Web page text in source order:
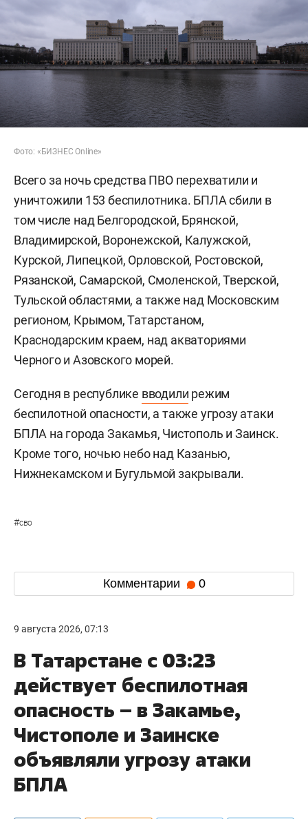
Фото: «БИЗНЕС Online»
Всего за ночь средства ПВО перехватили и
уничтожили 153 беспилотника. БПЛА сбили в
том числе над Белгородской, Брянской,
Владимирской, Воронежской, Калужской,
Курской, Липецкой, Орловской, Ростовской,
Рязанской, Самарской, Смоленской, Тверской,
Тульской областями, а также над Московским
регионом, Крымом, Татарстаном,
Краснодарским краем, над акваториями
Черного и Азовского морей.
Сегодня в республике вводили режим
беспилотной опасности, а также угрозу атаки
БПЛА на города Закамья, Чистополь и Заинск.
Кроме того, ночью небо над Казанью,
Нижнекамском и Бугульмой закрывали.
#сво
Комментарии 0
9 августа 2026, 07:13
В Татарстане с 03:23
действует беспилотная
опасность – в Закамье,
Чистополе и Заинске
объявляли угрозу атаки
БПЛА